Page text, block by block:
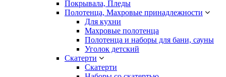
Покрывала, Пледы
Полотенца, Махровые принадлежности
Для кухни
Махровые полотенца
Полотенца и наборы для бани, сауны
Уголок детский
Скатерти
Скатерти